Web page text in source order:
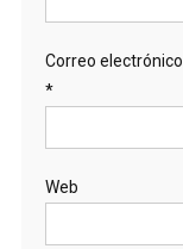
Correo electrónico
*
Web